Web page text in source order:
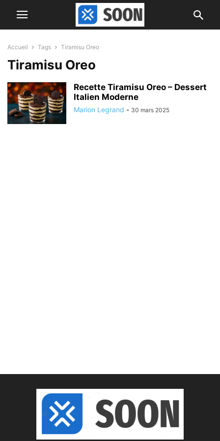
Accueil Tags Tiramisu Oreo
Tiramisu Oreo
Recette Tiramisu Oreo – Dessert
Italien Moderne
Marion Legrand - 30 mars 2025